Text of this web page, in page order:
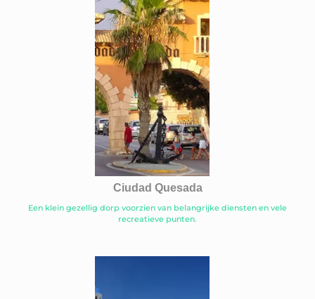
Ciudad Quesada
Een klein gezellig dorp voorzien van belangrijke diensten en vele
recreatieve punten.